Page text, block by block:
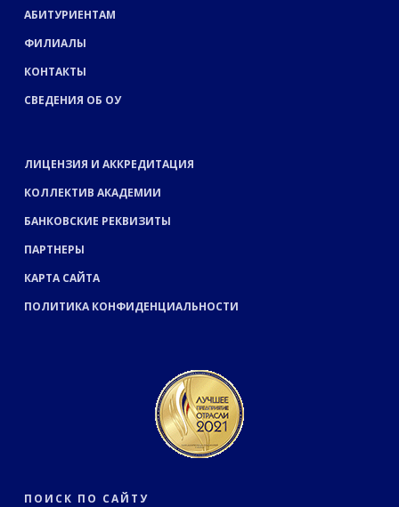
АБИТУРИЕНТАМ
ФИЛИАЛЫ
КОНТАКТЫ
СВЕДЕНИЯ ОБ ОУ
ЛИЦЕНЗИЯ И АККРЕДИТАЦИЯ
КОЛЛЕКТИВ АКАДЕМИИ
БАНКОВСКИЕ РЕКВИЗИТЫ
ПАРТНЕРЫ
КАРТА САЙТА
ПОЛИТИКА КОНФИДЕНЦИАЛЬНОСТИ
ПОИСК ПО САЙТУ